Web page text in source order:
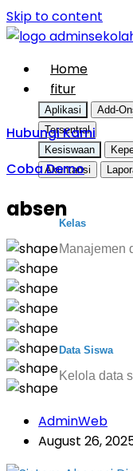
Skip to content
Home
fitur
Aplikasi Add-
Tersentral
Kesiswaan
Akuntansi
Kelas
Manajemen
Data Siswa
Kelola data
Hubungi Kami
Coba Demo
absen
AdminWeb
August 26,